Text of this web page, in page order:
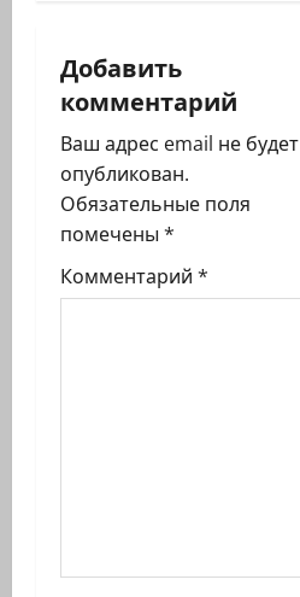
и
я
з
а
п
Добавить
комментарий
Ваш адрес email не будет
опубликован.
Обязательные поля
помечены *
Комментарий *